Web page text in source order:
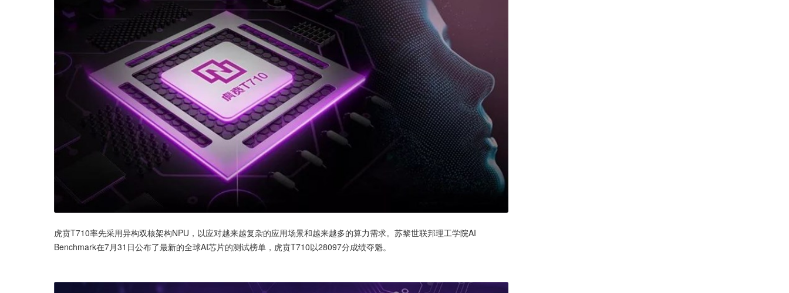
虎贲T710率先采用异构双核架构NPU，以应对越来越复杂的应用场景和越来越多的算力需求。苏黎世联邦理工学院AI
Benchmark在7月31日公布了最新的全球AI芯片的测试榜单，虎贲T710以28097分成绩夺魁。